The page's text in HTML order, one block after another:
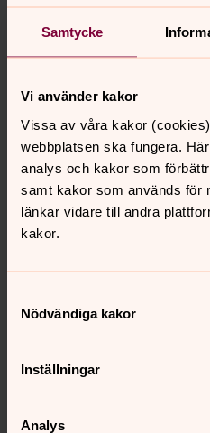
Samtycke
Vi använder kakor
Vissa av våra kakor
webbplatsen ska fungera.
analys och kakor som
samt kakor som används för
länkar vidare till andra
kakor.
Nödvändiga kakor
Inställningar
Analys
Fastighetschef,